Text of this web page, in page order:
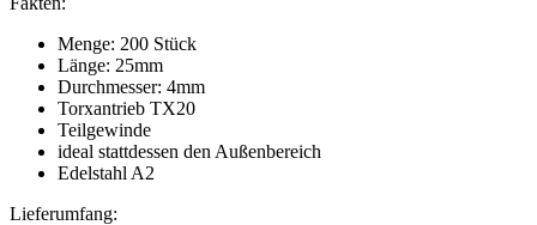
Menge: 200 Stück
Länge: 25mm
Durchmesser: 4mm
Torxantrieb TX20
Teilgewinde
ideal stattdessen den Außenbereich
Edelstahl A2
Lieferumfang: